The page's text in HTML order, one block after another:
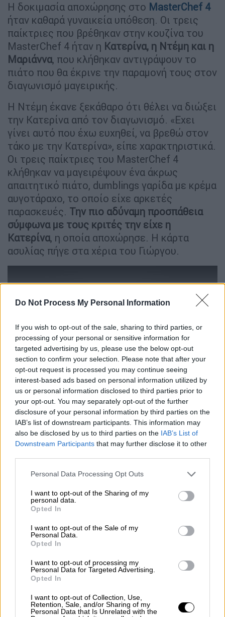
Do Not Process My Personal Information
If you wish to opt-out of the sale, sharing to third parties, or
processing of your personal or sensitive information for
targeted advertising by us, please use the below opt-out
section to confirm your selection. Please note that after your
opt-out request is processed you may continue seeing
interest-based ads based on personal information utilized by
us or personal information disclosed to third parties prior to
your opt-out. You may separately opt-out of the further
disclosure of your personal information by third parties on the
IAB’s list of downstream participants. This information may
also be disclosed by us to third parties on the IAB’s List of
Downstream Participants that may further disclose it to other
Please note that this website/app uses one or more Google
not limited to your visit or usage behaviour. You may click to
grant or deny consent to Google and its third-party tags to
use your data for below specified purposes in below Google
consent section.
Personal Data Processing Opt Outs
I want to opt-out of the Sharing of my
personal data.
Opted In
I want to opt-out of the Sale of my
Personal Data.
Opted In
I want to opt-out of processing my
Personal Data for Targeted Advertising.
Opted In
I want to opt-out of Collection, Use,
Retention, Sale, and/or Sharing of my
Personal Data that Is Unrelated with the
Η δοκιμασία αποχώρησης στο MasterChef 4
ήταν καθαρά γυναικεία υπόθεση. Οι τρεις
παίκτριες που βρέθηκαν στην κουζίνα του
MasterChef 4 ήταν η Κατερίνα, η Ντέμη και η
Μαριάννα, που κλήθηκαν αντιγράψουν το
πιάτο που θα έκρινε την παραμονή τους στον
διαγωνισμό μαγειρικής.
Η Ντέμη έκανε ξεκάθαρο ότι θέλει να διώξει
την Κατερίνα από τον διαγωνισμό. «Εχει
γίνει αυτό που έχω ευχηθεί, να βρεθώ στον
τάκο με την Κατερίνα», είπε χαρακτηριστικά.
Οι τρεις παίκτριες του MasterChef 4
κλήθηκαν να μαγειρέψουν ένα άκρως
απαιτητικό πιάτο, dumblings γαρίδα με κρέμα
αυγοτάραχο, το οποίο είχε αρκετές
παρασκευές. Την πιο αδύναμη προσπάθεια
σύμφωνα με τους κριτές την είχε η
Κατερίνα, η οποία αποχώρησε. Η κάρτα
ασυλίας πήγε στα χέρια του Γιώργου.
video
«Θέλω να κρατήσω τα θετικά, αλλά οι
συνθήκες ήταν τελείως διαφορετικές και το
παρασκήνιο με έχει καταβάλλει. Να ευχηθώ
στον κόσμο να μην επιτρέπει σε κανέναν να
γεμάτη εκπλήξεις και ανατροπές» είπε η
Κατερίνα Λένη μετά την αποχώρηση.